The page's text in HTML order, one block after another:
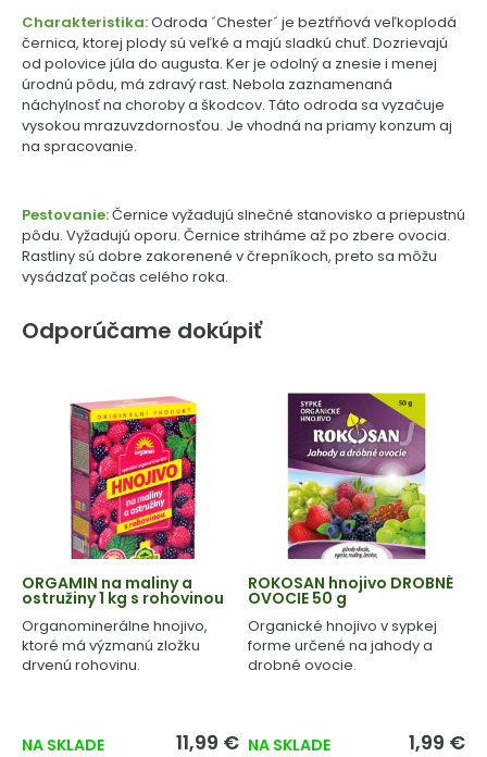
Charakteristika:Odroda ´Chester´ je beztŕňová veľkoplodá
černica, ktorej plody sú veľké a majú sladkú chuť. Dozrievajú
od polovice júla do augusta. Ker je odolný a znesie i menej
úrodnú pôdu, má zdravý rast. Nebola zaznamenaná
náchylnosť na choroby a škodcov. Táto odroda sa vyzačuje
vysokou mrazuvzdornosťou. Je vhodná na priamy konzum aj
na spracovanie.
Pestovanie:Černice vyžadujú slnečné stanovisko a priepustnú
pôdu. Vyžadujú oporu. Černice striháme až po zbere ovocia.
Rastliny sú dobre zakorenené v črepníkoch, preto sa môžu
vysádzať počas celého roka.
Odporúčame dokúpiť
ORGAMIN na maliny a
ostružiny 1 kg s rohovinou
Organominerálne hnojivo,
ktoré má výzmanú zložku
drvenú rohovinu.
NA SKLADE 11,99 €
ROKOSAN hnojivo DROBNÉ
OVOCIE 50 g
Organické hnojivo v sypkej
forme určené na jahody a
drobné ovocie.
NA SKLADE 1,99 €